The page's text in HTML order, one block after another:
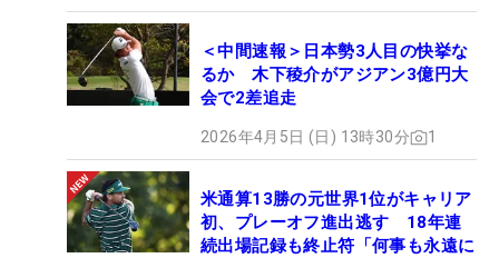
＜中間速報＞日本勢3人目の快挙な
るか 木下稜介がアジアン3億円大
会で2差追走
2026年4月5日 (日) 13時30分 1
米通算13勝の元世界1位がキャリア
初、プレーオフ進出逃す 18年連
続出場記録も終止符「何事も永遠に